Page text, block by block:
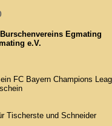
Egmating
e.V.
FC Bayern Champions
Tischerste und Schneider